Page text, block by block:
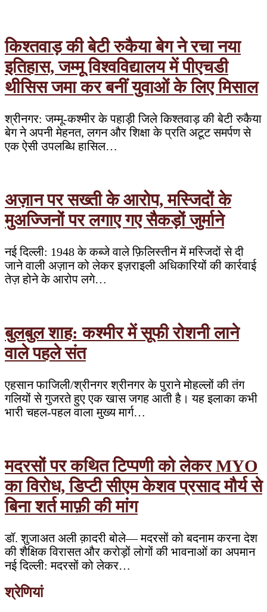
किश्तवाड़ की बेटी रुकैया बेग ने रचा नया
इतिहास, जम्मू विश्वविद्यालय में पीएचडी
थीसिस जमा कर बनीं युवाओं के लिए मिसाल
श्रीनगर: जम्मू-कश्मीर के पहाड़ी जिले किश्तवाड़ की बेटी रुकैया
बेग ने अपनी मेहनत, लगन और शिक्षा के प्रति अटूट समर्पण से
एक ऐसी उपलब्धि हासिल…
अज़ान पर सख्ती के आरोप, मस्जिदों के
मुअज्जिनों पर लगाए गए सैकड़ों जुर्माने
नई दिल्ली: 1948 के कब्जे वाले फ़िलिस्तीन में मस्जिदों से दी
जाने वाली अज़ान को लेकर इज़राइली अधिकारियों की कार्रवाई
तेज़ होने के आरोप लगे…
बुलबुल शाह: कश्मीर में सूफी रोशनी लाने
वाले पहले संत
एहसान फाजिली/श्रीनगर श्रीनगर के पुराने मोहल्लों की तंग
गलियों से गुजरते हुए एक खास जगह आती है। यह इलाका कभी
भारी चहल-पहल वाला मुख्य मार्ग…
मदरसों पर कथित टिप्पणी को लेकर MYO
का विरोध, डिप्टी सीएम केशव प्रसाद मौर्य से
बिना शर्त माफ़ी की मांग
डॉ. शुजाअत अली क़ादरी बोले— मदरसों को बदनाम करना देश
की शैक्षिक विरासत और करोड़ों लोगों की भावनाओं का अपमान
नई दिल्ली: मदरसों को लेकर…
श्रेणियां